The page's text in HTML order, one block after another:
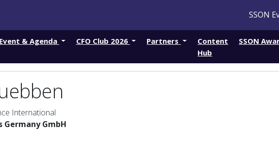
SSON
Event & Agenda CFO Club 2026 Partners
Content
Hub
SSON
International
Germany GmbH